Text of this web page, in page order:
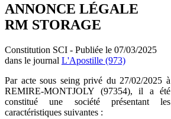
ANNONCE LÉGALE
RM STORAGE
Constitution SCI - Publiée le 07/03/2025
dans le journal L'Apostille (973)
Par acte sous seing privé du 27/02/2025 à
REMIRE-MONTJOLY (97354), il a été
constitué une société présentant les
caractéristiques suivantes :